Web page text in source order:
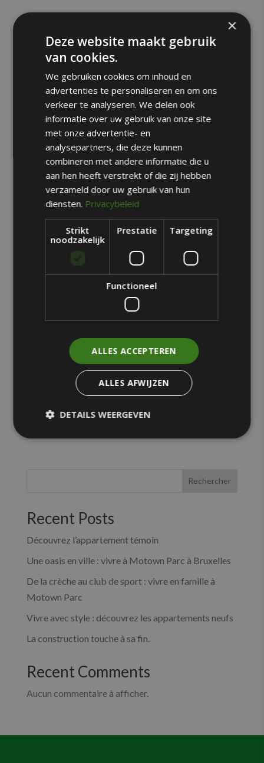
enfants grandissent dans un environnement
dynamique avec accès à d’excellentes écoles et à
Motown Parc l’endroit idéal pour les familles. Jetons
Vivre avec style : découvrez les appartements neufs
Êtes-vous à la recherche d’un nouveau logement à
Bruxelles ? Motown Parc propose un fantastique
choix d’appartements neufs, conçus par le célèbre
architecte portugais André Campos. Ces
appartements ne sont pas seulement élégants et
Rechercher
Recent Posts
Découvrez l’appartement témoin
Une oasis en ville : vivre à Motown Parc à Bruxelles
De la crèche au club de sport : vivre en famille à
Motown Parc
Vivre avec style : découvrez les appartements neufs
La construction touche à sa fin.
Recent Comments
Aucun commentaire à afficher.
×
Deze website maakt gebruik
van cookies.
We gebruiken cookies om inhoud en
advertenties te personaliseren en om ons
verkeer te analyseren. We delen ook
informatie over uw gebruik van onze site
met onze advertentie- en
analysepartners, die deze kunnen
combineren met andere informatie die u
aan hen heeft verstrekt of die zij hebben
verzameld door uw gebruik van hun
diensten. Privacybeleid
Strikt
noodzakelijk
Prestatie Targeting
Functioneel
ALLES ACCEPTEREN
ALLES AFWIJZEN
DETAILS WEERGEVEN